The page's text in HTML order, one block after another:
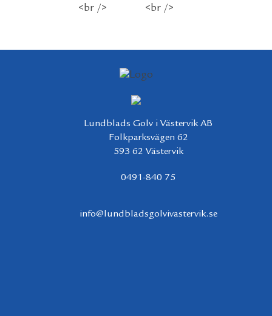
Lundblads Golv i Västervik AB
Folkparksvägen 62
593 62 Västervik
0491-840 75
info@lundbladsgolvivastervik.se